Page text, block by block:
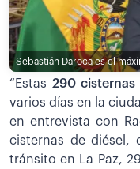
Sebastián Daroca es el
“Estas 290 cisternas
varios días en la
en entrevista con
cisternas de diésel,
tránsito en La Paz,